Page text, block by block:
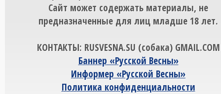
Сайт может содержать материалы, не
предназначенные для лиц младше 18 лет.
КОНТАКТЫ: RUSVESNA.SU (собака) GMAIL.COM
Баннер «Русской Весны»
Информер «Русской Весны»
Политика конфиденциальности